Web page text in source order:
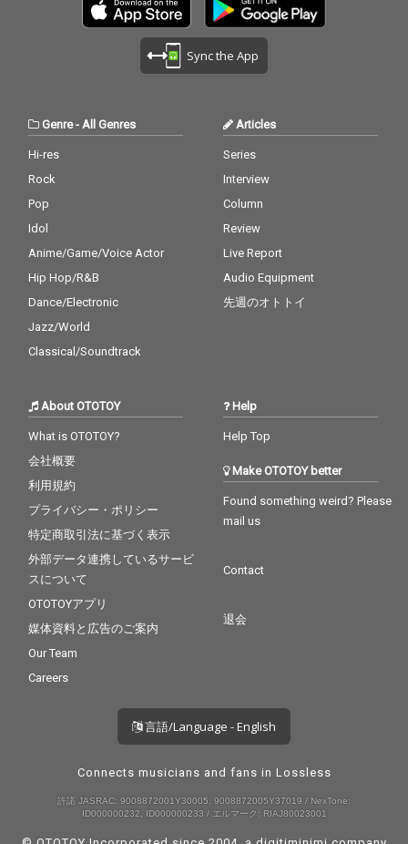
Sync the App
Genre- All Genres
Hi-res
Rock
Pop
Idol
Anime/Game/Voice Actor
Hip Hop/R&B
Dance/Electronic
Jazz/World
Classical/Soundtrack
Articles
Series
Interview
Column
Review
Live Report
Audio Equipment
先週のオトトイ
About OTOTOY
What is OTOTOY?
会社概要
利用規約
プライバシー・ポリシー
特定商取引法に基づく表示
外部データ連携しているサービ
スについて
OTOTOYアプリ
媒体資料と広告のご案内
Our Team
Careers
Help
Help Top
Make OTOTOY better
Found something weird? Please
mail us
Contact
退会
言語/Language - English
Connects musicians and fans in Lossless
許諾 JASRAC: 9008872001Y30005, 9008872005Y37019 / NexTone:
ID000000232, ID000000233 / エルマーク: RIAJ80023001